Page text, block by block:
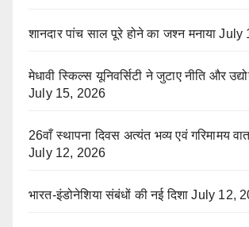
शानदार पांच साल पूरे होने का जश्न मनाया July
मेधावी स्किल्स यूनिवर्सिटी ने जुटाए नीति और
July 15, 2026
26वाँ स्थापना दिवस अत्यंत भव्य एवं गरिमामय
July 12, 2026
भारत-इंडोनेशिया संबंधों की नई दिशा July 12,